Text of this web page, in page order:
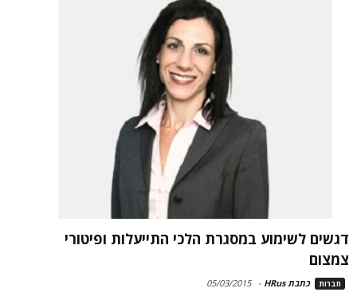
דגשים לשימוע במסגרת הלכי התייעלות ופיטורי
צמצום
חברות כתבת HRus -
05/03/2015